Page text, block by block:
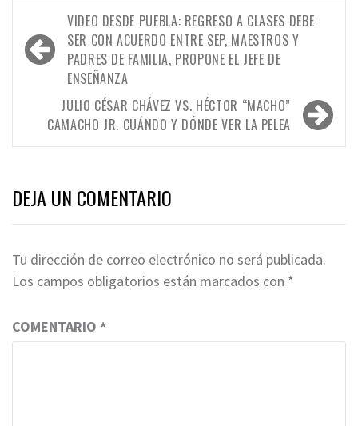
Navegación
de
entradas
VIDEO DESDE PUEBLA: REGRESO A CLASES DEBE
SER CON ACUERDO ENTRE SEP, MAESTROS Y
PADRES DE FAMILIA, PROPONE EL JEFE DE
ENSEÑANZA
JULIO CÉSAR CHÁVEZ VS. HÉCTOR “MACHO”
CAMACHO JR. CUÁNDO Y DÓNDE VER LA PELEA
DEJA UN COMENTARIO
Tu dirección de correo electrónico no será publicada.
Los campos obligatorios están marcados con *
COMENTARIO *